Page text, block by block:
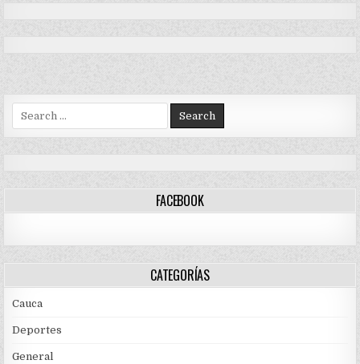
Search
for:
FACEBOOK
CATEGORÍAS
Cauca
Deportes
General